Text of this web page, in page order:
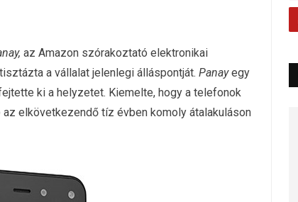
az Amazon szórakoztató elektronikai
a vállalat jelenlegi álláspontját. Panayegy
ki a helyzetet. Kiemelte, hogy a telefonok
elkövetkezendő tíz évben komoly átalakuláson